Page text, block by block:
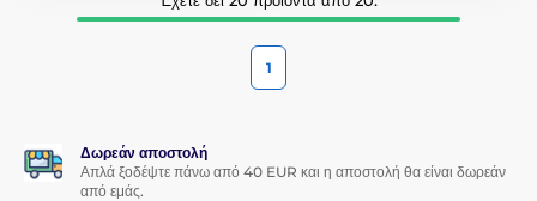
1
Δωρεάν αποστολή
Απλά ξοδέψτε πάνω από 40 EUR και η αποστολή θα είναι δωρεάν
από εμάς.